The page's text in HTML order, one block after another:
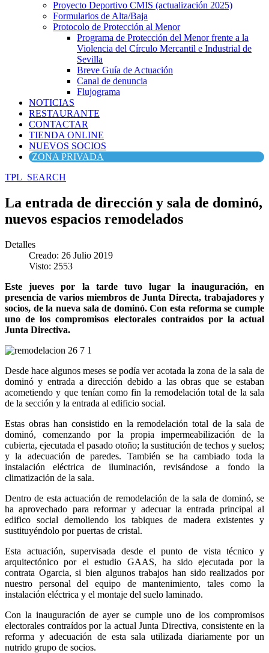
Proyecto Deportivo CMIS (actualización 2025)
Formularios de Alta/Baja
Protocolo de Protección al Menor
Programa de Protección del Menor frente a la
Violencia del Círculo Mercantil e Industrial de
Sevilla
Breve Guía de Actuación
Canal de denuncia
Flujograma
NOTICIAS
RESTAURANTE
CONTACTAR
TIENDA ONLINE
NUEVOS SOCIOS
ZONA PRIVADA
TPL_SEARCH
La entrada de dirección y sala de dominó,
nuevos espacios remodelados
Detalles
Creado: 26 Julio 2019
Visto: 2553
Este jueves por la tarde tuvo lugar la inauguración, en
presencia de varios miembros de Junta Directa, trabajadores y
socios, de la nueva sala de dominó. Con esta reforma se cumple
uno de los compromisos electorales contraídos por la actual
Junta Directiva.
Desde hace algunos meses se podía ver acotada la zona de la sala de
dominó y entrada a dirección debido a las obras que se estaban
acometiendo y que tenían como fin la remodelación total de la sala
de la sección y la entrada al edificio social.
Estas obras han consistido en la remodelación total de la sala de
dominó, comenzando por la propia impermeabilización de la
cubierta, ejecutada el pasado otoño; la sustitución de techos y suelos;
y la adecuación de paredes. También se ha cambiado toda la
instalación eléctrica de iluminación, revisándose a fondo la
climatización de la sala.
Dentro de esta actuación de remodelación de la sala de dominó, se
ha aprovechado para reformar y adecuar la entrada principal al
edifico social demoliendo los tabiques de madera existentes y
sustituyéndolo por puertas de cristal.
Esta actuación, supervisada desde el punto de vista técnico y
arquitectónico por el estudio GAAS, ha sido ejecutada por la
contrata Ogarcia, si bien algunos trabajos han sido realizados por
nuestro personal del equipo de mantenimiento, tales como la
instalación eléctrica y el montaje del suelo laminado.
Con la inauguración de ayer se cumple uno de los compromisos
electorales contraídos por la actual Junta Directiva, consistente en la
reforma y adecuación de esta sala utilizada diariamente por un
nutrido grupo de socios.